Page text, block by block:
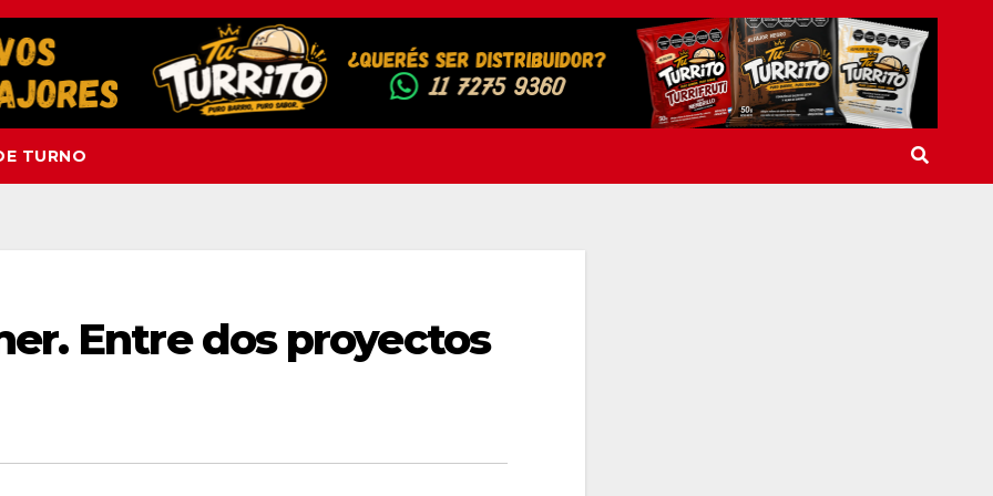
TURNO
Entre dos proyectos